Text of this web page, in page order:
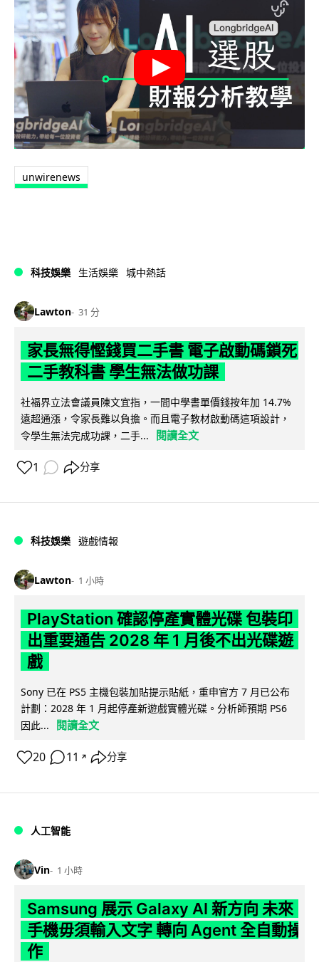
unwirenews
科技娛樂 生活娛樂 城中熱話
Lawton 31 分
家長無得慳錢買二手書 電子啟動碼鎖死
二手教科書 學生無法做功課
社福界立法會議員陳文宜指，一間中學書單價錢按年加 14.7%
遠超通漲，令家長難以負擔。而且電子教材啟動碼這項設計，
令學生無法完成功課，二手...
閱讀全文
1 分享
科技娛樂 遊戲情報
Lawton 1 小時
PlayStation 確認停產實體光碟 包裝印
出重要通告 2028 年 1 月後不出光碟遊
戲
Sony 已在 PS5 主機包裝加貼提示貼紙，重申官方 7 月已公布
計劃：2028 年 1 月起停產新遊戲實體光碟。分析師預期 PS6
因此...
閱讀全文
20 11 ↗ 分享
人工智能
Vin 1 小時
Samsung 展示 Galaxy AI 新方向 未來
手機毋須輸入文字 轉向 Agent 全自動操
作